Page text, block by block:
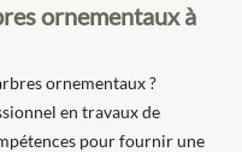
ornementaux à
ornementaux ?
en travaux de
pour fournir une